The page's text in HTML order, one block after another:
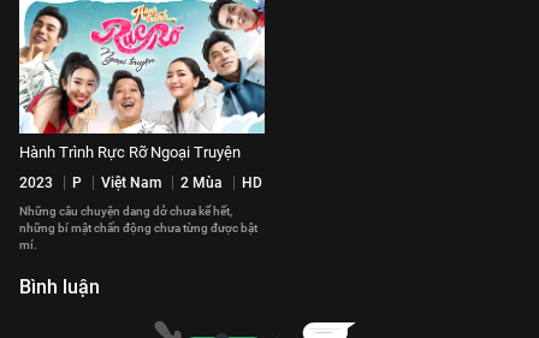
Hành Trình Rực Rỡ Ngoại Truyện
2023 P Việt Nam 2 Mùa HD
Những câu chuyện dang dở chưa kể hết,
những bí mật chấn động chưa từng được bật
mí.
Bình luận